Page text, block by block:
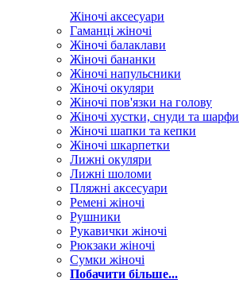
Жіночі аксесуари
Гаманці жіночі
Жіночі балаклави
Жіночі бананки
Жіночі напульсники
Жіночі окуляри
Жіночі пов'язки на голову
Жіночі хустки, снуди та шарфи
Жіночі шапки та кепки
Жіночі шкарпетки
Лижні окуляри
Лижні шоломи
Пляжні аксесуари
Ремені жіночі
Рушники
Рукавички жіночі
Рюкзаки жіночі
Сумки жіночі
Побачити більше...